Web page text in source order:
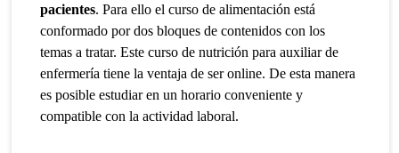
pacientes. Para ello el curso de alimentación está
conformado por dos bloques de contenidos con los
temas a tratar. Este curso de nutrición para auxiliar de
enfermería tiene la ventaja de ser online. De esta manera
es posible estudiar en un horario conveniente y
compatible con la actividad laboral.